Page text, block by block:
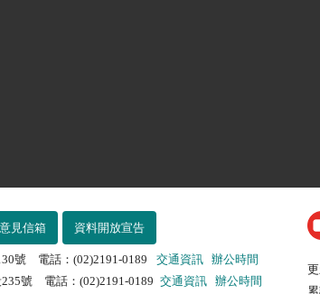
意見信箱 資料開放宣告
號 電話：(02)2191-0189 交通資訊
辦公時間
號 電話：(02)2191-0189 交通資訊 辦公時間